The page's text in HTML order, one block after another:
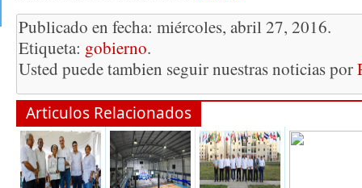
Publicado en fecha: miércoles, abril 27, 2016.
Etiqueta: gobierno.
Usted puede tambien seguir nuestras noticias por
Articulos Relacionados